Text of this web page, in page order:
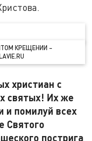
КРЕЩЕНИИ –
христиан с
святых! Их же
и помилуй всех
Святого
пострига